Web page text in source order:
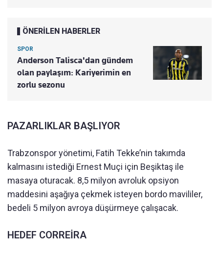
ÖNERİLEN HABERLER
SPOR
Anderson Talisca'dan gündem
olan paylaşım: Kariyerimin en
zorlu sezonu
PAZARLIKLAR BAŞLIYOR
Trabzonspor yönetimi, Fatih Tekke’nin takımda
kalmasını istediği Ernest Muçi için Beşiktaş ile
masaya oturacak. 8,5 milyon avroluk opsiyon
maddesini aşağıya çekmek isteyen bordo mavililer,
bedeli 5 milyon avroya düşürmeye çalışacak.
HEDEF CORREİRA